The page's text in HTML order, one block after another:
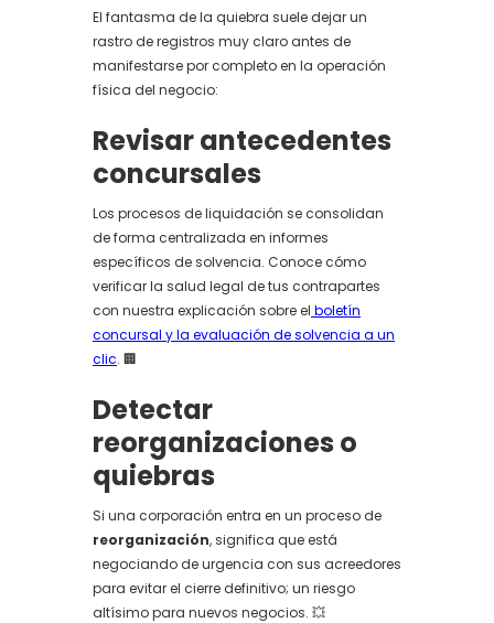
El fantasma de la quiebra suele dejar un
rastro de registros muy claro antes de
manifestarse por completo en la operación
física del negocio:
Revisar antecedentes
concursales
Los procesos de liquidación se consolidan
de forma centralizada en informes
específicos de solvencia. Conoce cómo
verificar la salud legal de tus contrapartes
con nuestra explicación sobre el boletín
concursal y la evaluación de solvencia a un
clic. 🏢
Detectar
reorganizaciones o
quiebras
Si una corporación entra en un proceso de
reorganización, significa que está
negociando de urgencia con sus acreedores
para evitar el cierre definitivo; un riesgo
altísimo para nuevos negocios. 💥